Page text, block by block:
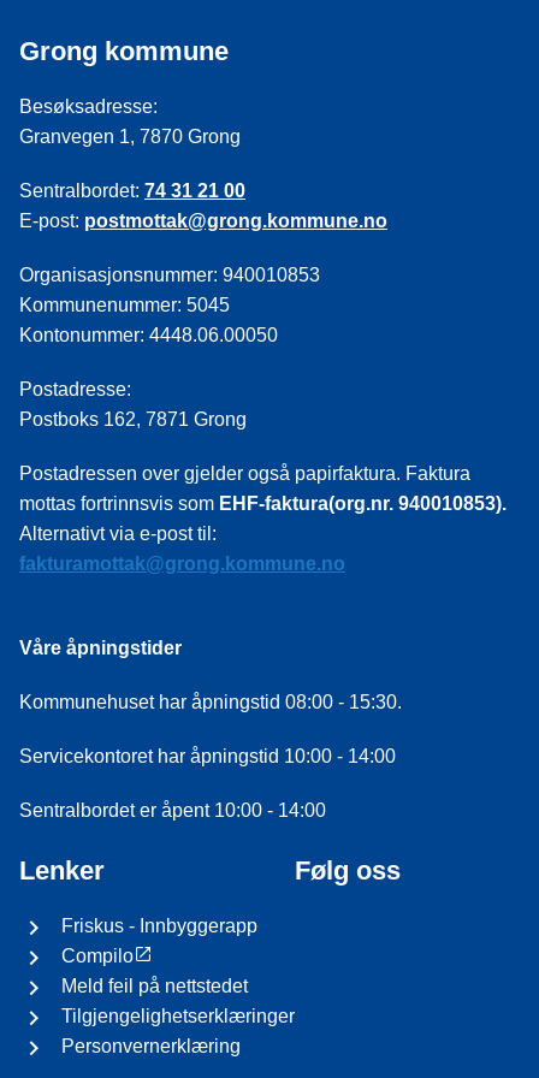
Grong kommune
Besøksadresse:
Granvegen 1, 7870 Grong
Sentralbordet: 74 31 21 00
E-post: postmottak@grong.kommune.no
Organisasjonsnummer: 940010853
Kommunenummer: 5045
Kontonummer: 4448.06.00050
Postadresse:
Postboks 162, 7871 Grong
Postadressen over gjelder også papirfaktura. Faktura
mottas fortrinnsvis som EHF-faktura(org.nr. 940010853).
Alternativt via e-post til:
fakturamottak@grong.kommune.no
Våre åpningstider
Kommunehuset har åpningstid 08:00 - 15:30.
Servicekontoret har åpningstid 10:00 - 14:00
Sentralbordet er åpent 10:00 - 14:00
Lenker
Friskus - Innbyggerapp
Compilo
Meld feil på nettstedet
Tilgjengelighetserklæringer
Personvernerklæring
Følg oss